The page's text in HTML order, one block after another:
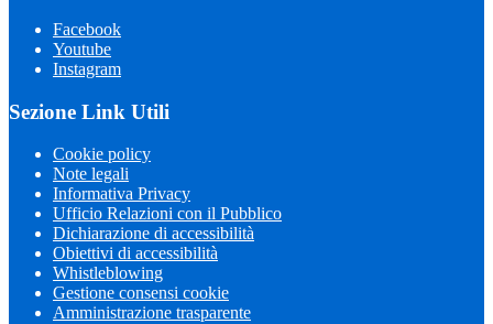
Facebook
Youtube
Instagram
Sezione Link Utili
Cookie policy
Note legali
Informativa Privacy
Ufficio Relazioni con il Pubblico
Dichiarazione di accessibilità
Obiettivi di accessibilità
Whistleblowing
Gestione consensi cookie
Amministrazione trasparente